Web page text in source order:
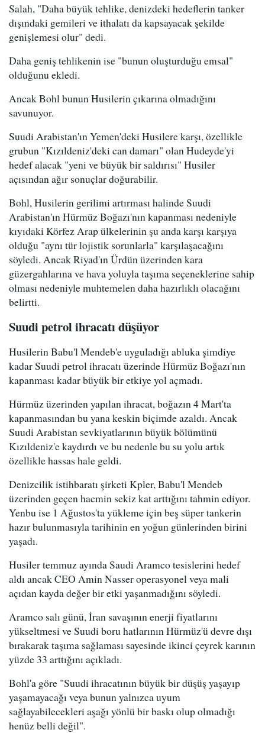
Salah, "Daha büyük tehlike, denizdeki hedeflerin tanker
dışındaki gemileri ve ithalatı da kapsayacak şekilde
genişlemesi olur" dedi.
Daha geniş tehlikenin ise "bunun oluşturduğu emsal"
olduğunu ekledi.
Ancak Bohl bunun Husilerin çıkarına olmadığını
savunuyor.
Suudi Arabistan'ın Yemen'deki Husilere karşı, özellikle
grubun "Kızıldeniz'deki can damarı" olan Hudeyde'yi
hedef alacak "yeni ve büyük bir saldırısı" Husiler
açısından ağır sonuçlar doğurabilir.
Bohl, Husilerin gerilimi artırması halinde Suudi
Arabistan'ın Hürmüz Boğazı'nın kapanması nedeniyle
kıyıdaki Körfez Arap ülkelerinin şu anda karşı karşıya
olduğu "aynı tür lojistik sorunlarla" karşılaşacağını
söyledi. Ancak Riyad'ın Ürdün üzerinden kara
güzergahlarına ve hava yoluyla taşıma seçeneklerine sahip
olması nedeniyle muhtemelen daha hazırlıklı olacağını
belirtti.
Suudi petrol ihracatı düşüyor
Husilerin Babu'l Mendeb'e uyguladığı abluka şimdiye
kadar Suudi petrol ihracatı üzerinde Hürmüz Boğazı'nın
kapanması kadar büyük bir etkiye yol açmadı.
Hürmüz üzerinden yapılan ihracat, boğazın 4 Mart'ta
kapanmasından bu yana keskin biçimde azaldı. Ancak
Suudi Arabistan sevkiyatlarının büyük bölümünü
Kızıldeniz'e kaydırdı ve bu nedenle bu su yolu artık
özellikle hassas hale geldi.
Denizcilik istihbaratı şirketi Kpler, Babu'l Mendeb
üzerinden geçen hacmin sekiz kat arttığını tahmin ediyor.
Yenbu ise 1 Ağustos'ta yükleme için beş süper tankerin
hazır bulunmasıyla tarihinin en yoğun günlerinden birini
yaşadı.
Husiler temmuz ayında Saudi Aramco tesislerini hedef
aldı ancak CEO Amin Nasser operasyonel veya mali
açıdan kayda değer bir etki yaşanmadığını söyledi.
Aramco salı günü, İran savaşının enerji fiyatlarını
yükseltmesi ve Suudi boru hatlarının Hürmüz'ü devre dışı
bırakarak taşıma sağlaması sayesinde ikinci çeyrek karının
yüzde 33 arttığını açıkladı.
Bohl'a göre "Suudi ihracatının büyük bir düşüş yaşayıp
yaşamayacağı veya bunun yalnızca uyum
sağlayabilecekleri aşağı yönlü bir baskı olup olmadığı
henüz belli değil".